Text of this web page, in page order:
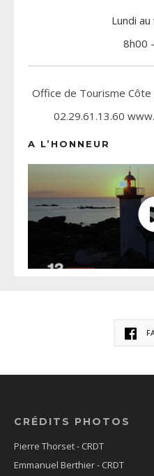
Lundi
8h00
Office de Tourisme
02.29.61.13.60
A L’HONNEUR
CRÉDITS PHOTOS
Pierre Thorset - CRDT
Emmanuel Berthier - CRDT